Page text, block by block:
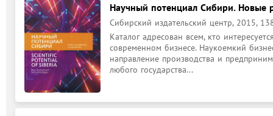
Научный потенциал Сибири. Новые
Сибирский издательский центр, 2015,
Каталог адресован всем, кто
современном бизнесе. Наукоемкий
направление производства и
любого государства...